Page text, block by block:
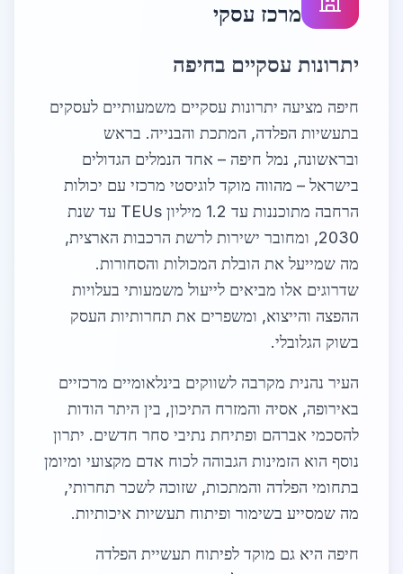
מרכז עסקי
יתרונות עסקיים בחיפה
חיפה מציעה יתרונות עסקיים משמעותיים לעסקים
בתעשיות הפלדה, המתכת והבנייה. בראש
ובראשונה, נמל חיפה – אחד הנמלים הגדולים
בישראל – מהווה מוקד לוגיסטי מרכזי עם יכולות
הרחבה מתוכננות עד 1.2 מיליון TEUs עד שנת
2030, ומחובר ישירות לרשת הרכבות הארצית,
מה שמייעל את הובלת המכולות והסחורות.
שדרוגים אלו מביאים לייעול משמעותי בעלויות
ההפצה והייצוא, ומשפרים את תחרותיות העסק
בשוק הגלובלי.
העיר נהנית מקרבה לשווקים בינלאומיים מרכזיים
באירופה, אסיה והמזרח התיכון, בין היתר הודות
להסכמי אברהם ופתיחת נתיבי סחר חדשים. יתרון
נוסף הוא הזמינות הגבוהה לכוח אדם מקצועי ומיומן
בתחומי הפלדה והמתכות, שזוכה לשכר תחרותי,
מה שמסייע בשימור ופיתוח תעשיות איכותיות.
חיפה היא גם מוקד לפיתוח תעשיית הפלדה